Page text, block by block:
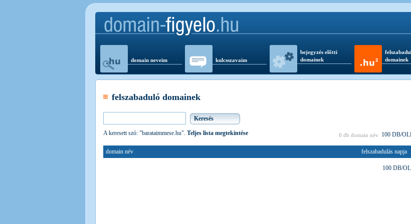
domain neveim kulcsszavaim
bejegyzés előtti
domainek
domainek
felszabaduló domainek
A keresett szó: "barataimmese.hu". Teljes lista megtekintése 0 db domain név 100 DB/
domain név felszabadulás napja
100 DB/